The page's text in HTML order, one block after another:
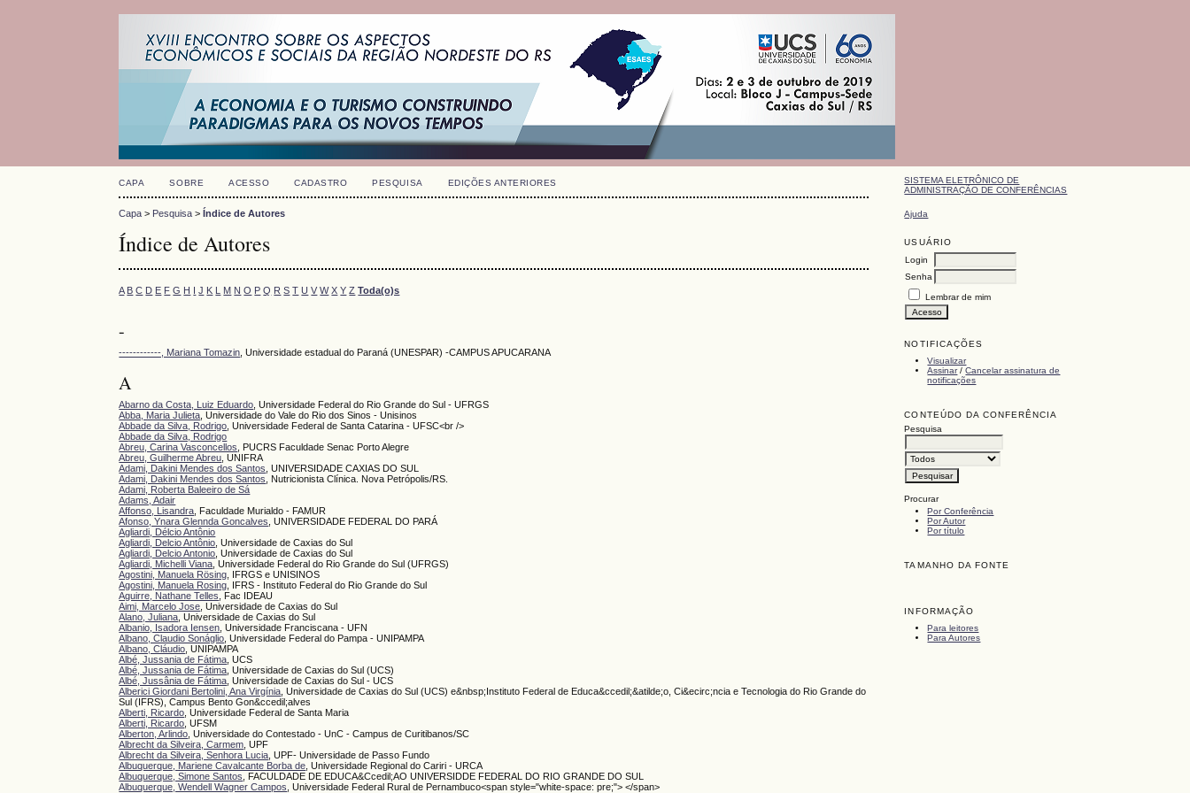
SISTEMA ELETRÔNICO DE
ADMINISTRAÇÃO DE CONFERÊNCIAS
Ajuda
USUÁRIO
Login
Senha
Lembrar de mim
NOTIFICAÇÕES
Visualizar
Assinar/Cancelar assinatura de
notificações
CONTEÚDO DA CONFERÊNCIA
Pesquisa
Procurar
Por Conferência
Por Autor
Por título
TAMANHO DA FONTE
INFORMAÇÃO
Para leitores
Para Autores
CAPA SOBRE ACESSO CADASTRO PESQUISA EDIÇÕES ANTERIORES
Capa > Pesquisa >Índice de Autores
Índice de Autores
A B C D E F G H I J K L M N O P Q R S T U V W X Y Z Toda(o)s
-
------------, Mariana Tomazin , Universidade estadual do Paraná (UNESPAR) -CAMPUS APUCARANA
A
Abarno da Costa, Luiz Eduardo, Universidade Federal do Rio Grande do Sul - UFRGS
Abba, Maria Julieta, Universidade do Vale do Rio dos Sinos - Unisinos
Abbade da Silva, Rodrigo, Universidade Federal de Santa Catarina - UFSC<br />
Abbade da Silva, Rodrigo
Abreu, Carina Vasconcellos, PUCRS Faculdade Senac Porto Alegre
Abreu, Guilherme Abreu, UNIFRA
Adami, Dakini Mendes dos Santos, UNIVERSIDADE CAXIAS DO SUL
Adami, Dakini Mendes dos Santos, Nutricionista Clínica. Nova Petrópolis/RS.
Adami, Roberta Baleeiro de Sá
Adams, Adair
Affonso, Lisandra, Faculdade Murialdo - FAMUR
Afonso, Ynara Glennda Goncalves, UNIVERSIDADE FEDERAL DO PARÁ
Agliardi, Délcio Antônio
Agliardi, Delcio Antônio, Universidade de Caxias do Sul
Agliardi, Delcio Antonio, Universidade de Caxias do Sul
Agliardi, Michelli Viana, Universidade Federal do Rio Grande do Sul (UFRGS)
Agostini, Manuela Rösing, IFRGS e UNISINOS
Agostini, Manuela Rosing, IFRS - Instituto Federal do Rio Grande do Sul
Aguirre, Nathane Telles, Fac IDEAU
Aimi, Marcelo Jose, Universidade de Caxias do Sul
Alano, Juliana, Universidade de Caxias do Sul
Albanio, Isadora Iensen, Universidade Franciscana - UFN
Albano, Claudio Sonáglio, Universidade Federal do Pampa - UNIPAMPA
Albano, Cláudio, UNIPAMPA
Albé, Jussania de Fátima, UCS
Albé, Jussania de Fátima, Universidade de Caxias do Sul (UCS)
Albé, Jussânia de Fátima, Universidade de Caxias do Sul - UCS
Alberici Giordani Bertolini, Ana Virgínia, Universidade de Caxias do Sul (UCS) e&nbsp;Instituto Federal de Educa&ccedil;&atilde;o, Ci&ecirc;ncia e Tecnologia do Rio Grande do
Sul (IFRS), Campus Bento Gon&ccedil;alves
Alberti, Ricardo, Universidade Federal de Santa Maria
Alberti, Ricardo, UFSM
Alberton, Arlindo, Universidade do Contestado - UnC - Campus de Curitibanos/SC
Albrecht da Silveira, Carmem, UPF
Albrecht da Silveira, Senhora Lucia, UPF- Universidade de Passo Fundo
Albuquerque, Mariene Cavalcante Borba de, Universidade Regional do Cariri - URCA
Albuquerque, Simone Santos, FACULDADE DE EDUCA&Ccedil;AO UNIVERSIDDE FEDERAL DO RIO GRANDE DO SUL
Albuquerque, Wendell Wagner Campos, Universidade Federal Rural de Pernambuco<span style="white-space: pre;"> </span>